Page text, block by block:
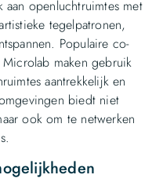
openluchtruimtes met
tegelpatronen,
Populaire co-
maken gebruik
aantrekkelijk en
biedt niet
ook om te netwerken